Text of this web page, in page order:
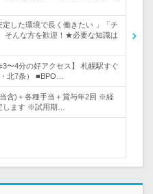
定した環境で長く働きたい 」「チ
そんな方を歓迎！★必要な知識は
3〜4分の好アクセス】 札幌駅すぐ
北7条） ■BPO…
含)＋各種手当＋賞与年2回 ※経
します ※試用期…